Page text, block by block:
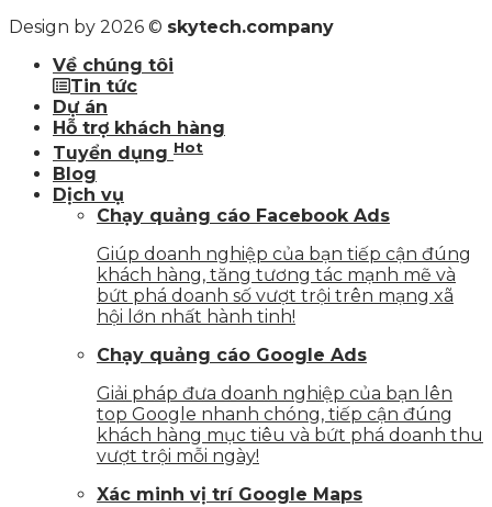
Design by 2026 © skytech.company
Về chúng tôi
Tin tức
Dự án
Hỗ trợ khách hàng
Tuyển dụng Hot
Blog
Dịch vụ
Chạy quảng cáo Facebook Ads
Giúp doanh nghiệp của bạn tiếp cận đúng
khách hàng, tăng tương tác mạnh mẽ và
bứt phá doanh số vượt trội trên mạng xã
hội lớn nhất hành tinh!
Chạy quảng cáo Google Ads
Giải pháp đưa doanh nghiệp của bạn lên
top Google nhanh chóng, tiếp cận đúng
khách hàng mục tiêu và bứt phá doanh thu
vượt trội mỗi ngày!
Xác minh vị trí Google Maps